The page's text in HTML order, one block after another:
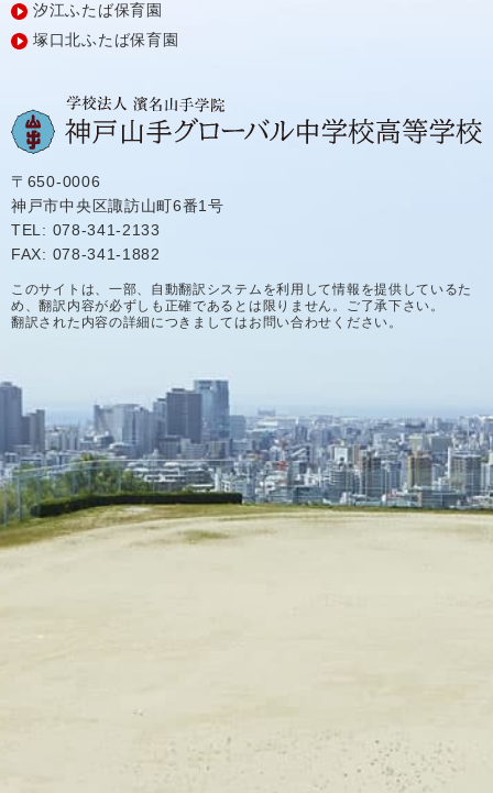
汐江ふたば保育園
塚口北ふたば保育園
〒650-0006
神戸市中央区諏訪山町6番1号
TEL: 078-341-2133
FAX: 078-341-1882
このサイトは、一部、自動翻訳システムを利用して情報を提供しているた
め、翻訳内容が必ずしも正確であるとは限りません。ご了承下さい。
翻訳された内容の詳細につきましてはお問い合わせください。